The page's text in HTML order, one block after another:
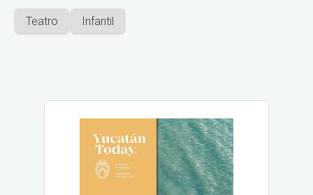
Teatro Infantil